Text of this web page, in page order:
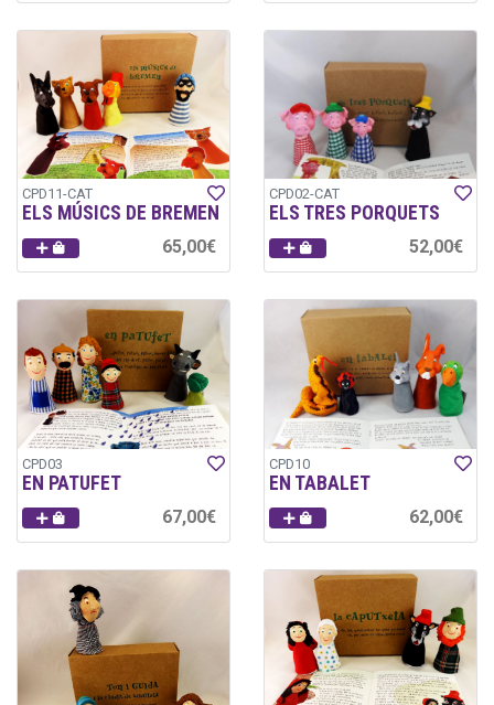
CPD11-CAT
ELS MÚSICS DE BREMEN
65,00€
CPD02-CAT
ELS TRES PORQUETS
52,00€
CPD03
EN PATUFET
67,00€
CPD10
EN TABALET
62,00€